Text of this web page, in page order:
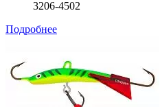
3206-4502
Подробнее